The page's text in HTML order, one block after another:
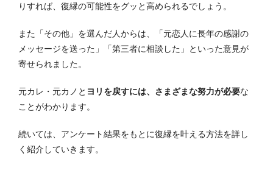
りすれば、復縁の可能性をグッと高められるでしょう。
また「その他」を選んだ人からは、「元恋人に長年の感謝の
メッセージを送った」「第三者に相談した」といった意見が
寄せられました。
元カレ・元カノと ヨリを戻すには、さまざまな努力が必要な
ことがわかります。
続いては、アンケート結果をもとに復縁を叶える方法を詳し
く紹介していきます。